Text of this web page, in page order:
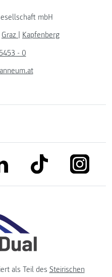
mbH
Graz
Kapfenberg
- 0
link to linkedinlink to tiktok
als Teil des Steirischen